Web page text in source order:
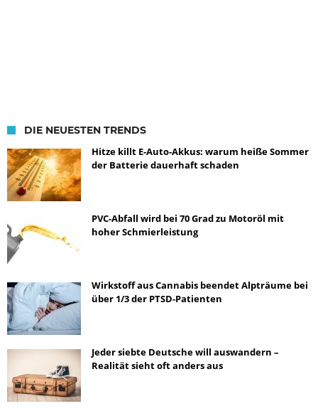
DIE NEUESTEN TRENDS
Hitze killt E-Auto-Akkus: warum heiße Sommer
der Batterie dauerhaft schaden
PVC-Abfall wird bei 70 Grad zu Motoröl mit
hoher Schmierleistung
Wirkstoff aus Cannabis beendet Alpträume bei
über 1/3 der PTSD-Patienten
Jeder siebte Deutsche will auswandern –
Realität sieht oft anders aus